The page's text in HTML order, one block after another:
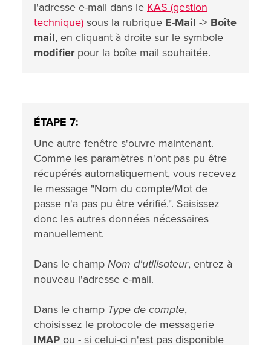
l'adresse e-mail dans le KAS (gestion
technique) sous la rubrique E-Mail -> Boîte
mail, en cliquant à droite sur le symbole
modifierpour la boîte mail souhaitée.
ÉTAPE 7:
Une autre fenêtre s'ouvre maintenant.
Comme les paramètres n'ont pas pu être
récupérés automatiquement, vous recevez
le message "Nom du compte/Mot de
passe n'a pas pu être vérifié.". Saisissez
donc les autres données nécessaires
manuellement.
Dans le champ Nom d'utilisateur, entrez à
nouveau l'adresse e-mail.
Dans le champ Type de compte,
choisissez le protocole de messagerie
IMAP ou - si celui-ci n'est pas disponible